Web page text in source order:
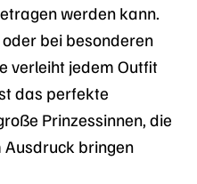
werden kann.
bei besonderen
verleiht jedem Outfit
das perfekte
Prinzessinnen, die
Ausdruck bringen